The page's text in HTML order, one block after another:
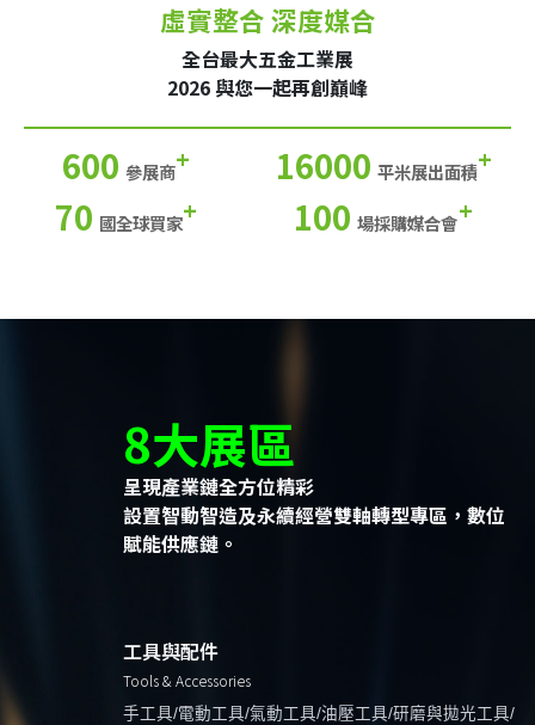
虛實整合 深度媒合
全台最大五金工業展
2026 與您一起再創巔峰
600 參展商+ 16000 平米展出面積+
70 國全球買家+ 100 場採購媒合會+
8大展區
呈現產業鏈全方位精彩
設置智動智造及永續經營雙軸轉型專區，數位
賦能供應鏈。
工具與配件
Tools & Accessories
手工具/電動工具/氣動工具/油壓工具/研磨與拋光工具/